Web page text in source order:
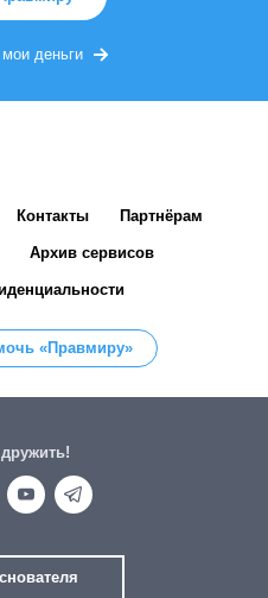
деньги
Контакты Партнёрам
Архив сервисов
«Правмиру»